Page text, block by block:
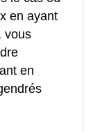
en ayant
vous
en